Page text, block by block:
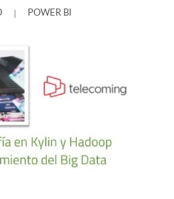
| POWER BI
info